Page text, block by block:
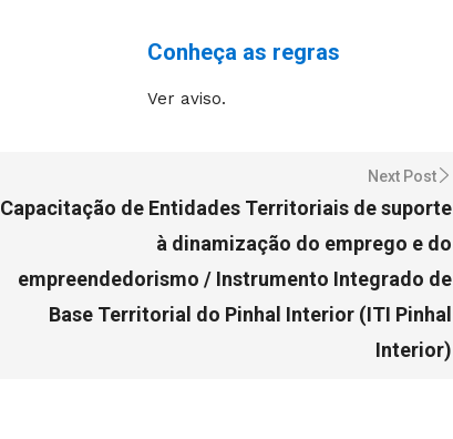
Conheça as regras
Ver aviso.
Next Post
Capacitação de Entidades Territoriais de suporte
à dinamização do emprego e do
empreendedorismo / Instrumento Integrado de
Base Territorial do Pinhal Interior (ITI Pinhal
Interior)